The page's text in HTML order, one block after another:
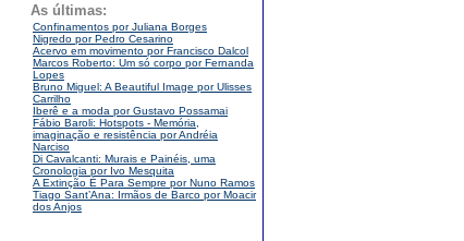
As últimas:
Confinamentos por Juliana Borges
Nigredo por Pedro Cesarino
Acervo em movimento por Francisco Dalcol
Marcos Roberto: Um só corpo por Fernanda
Lopes
Bruno Miguel: A Beautiful Image por Ulisses
Carrilho
Iberê e a moda por Gustavo Possamai
Fábio Baroli: Hotspots - Memória,
imaginação e resistência por Andréia
Narciso
Di Cavalcanti: Murais e Painéis, uma
Cronologia por Ivo Mesquita
A Extinção É Para Sempre por Nuno Ramos
Tiago Sant’Ana: Irmãos de Barco por Moacir
dos Anjos